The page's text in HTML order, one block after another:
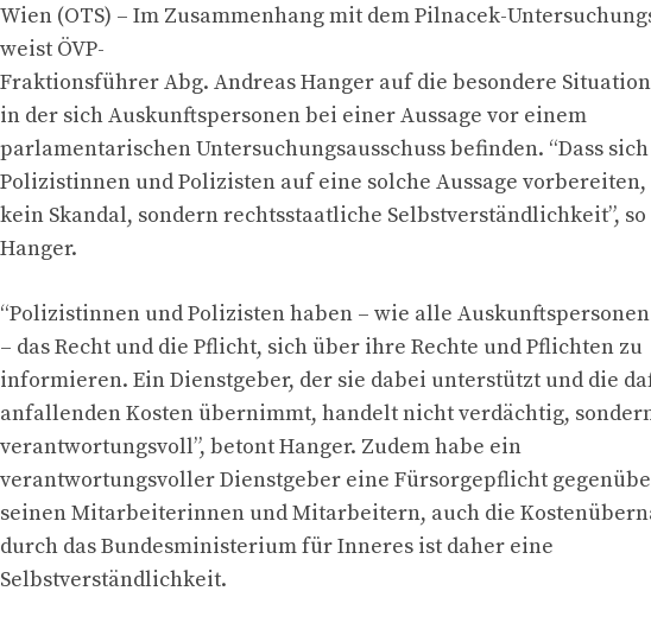
Wien (OTS) – Im Zusammenhang mit dem Pilnacek-
weist ÖVP-
Fraktionsführer Abg. Andreas Hanger auf die besondere
in der sich Auskunftspersonen bei einer Aussage vor einem
parlamentarischen Untersuchungsausschuss befinden. “Dass sich
Polizistinnen und Polizisten auf eine solche Aussage
kein Skandal, sondern rechtsstaatliche Selbstverständlichkeit”, so
Hanger.
“Polizistinnen und Polizisten haben – wie alle Auskunftspersonen
– das Recht und die Pflicht, sich über ihre Rechte und Pflichten zu
informieren. Ein Dienstgeber, der sie dabei unterstützt und die
anfallenden Kosten übernimmt, handelt nicht verdächtig,
verantwortungsvoll”, betont Hanger. Zudem habe ein
verantwortungsvoller Dienstgeber eine Fürsorgepflicht
seinen Mitarbeiterinnen und Mitarbeitern, auch die
durch das Bundesministerium für Inneres ist daher eine
Selbstverständlichkeit.